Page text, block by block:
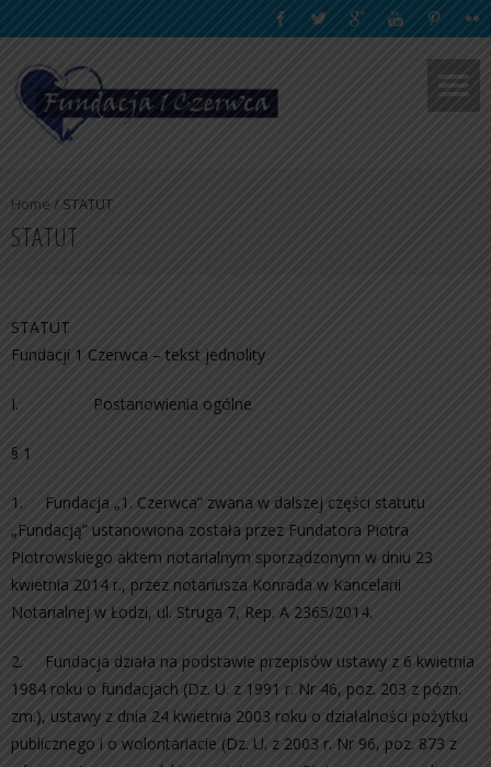
Home / STATUT
STATUT
STATUT
Fundacji 1 Czerwca – tekst jednolity
I. Postanowienia ogólne
§ 1
1. Fundacja „1. Czerwca” zwana w dalszej części statutu
„Fundacją” ustanowiona została przez Fundatora Piotra
Piotrowskiego aktem notarialnym sporządzonym w dniu 23
kwietnia 2014 r., przez notariusza Konrada w Kancelarii
Notarialnej w Łodzi, ul. Struga 7, Rep. A 2365/2014.
2. Fundacja działa na podstawie przepisów ustawy z 6 kwietnia
1984 roku o fundacjach (Dz. U. z 1991 r. Nr 46, poz. 203 z pózn.
zm.), ustawy z dnia 24 kwietnia 2003 roku o działalności pożytku
publicznego i o wolontariacie (Dz. U. z 2003 r. Nr 96, poz. 873 z